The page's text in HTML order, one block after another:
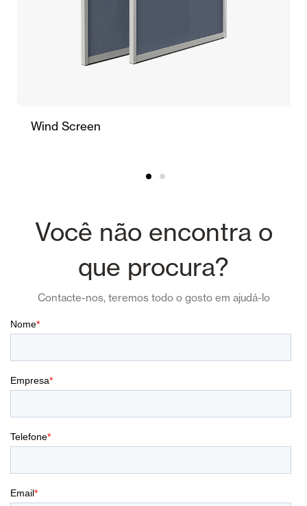
Wind Screen
Você não encontra o
que procura?
Contacte-nos, teremos todo o gosto em ajudá-lo